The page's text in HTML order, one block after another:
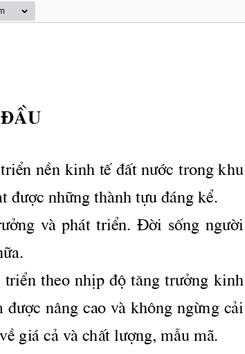
nÒn kinh tÕ ®Êt n­íc trong khu
®­îc nh÷ng thμnh tùu ® ̧ng kÓ.
  vμ  ph ̧t  triÓn.  §êi  sèng
ng­êi
theo nhÞp ®é t ̈ng tr­ëng kinh
®­îc n©ng cao vμ kh«ng ngõng c¶i
gi ̧ c¶ vμ chÊt l­îng, mÉu m·.